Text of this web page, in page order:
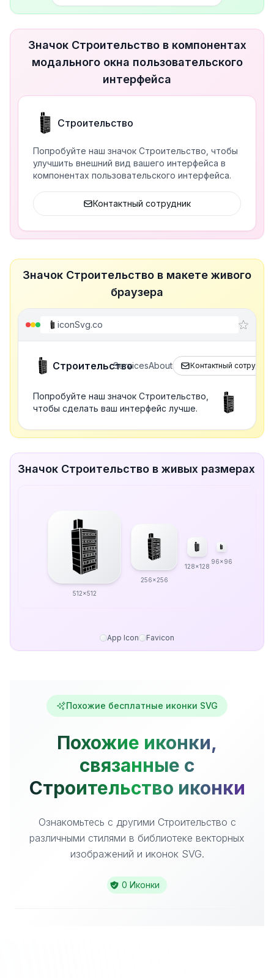
Значок Строительство в компонентах
модального окна пользовательского
интерфейса
Строительство
Попробуйте наш значок Строительство, чтобы
улучшить внешний вид вашего интерфейса в
компонентах пользовательского интерфейса.
Контактный сотрудник
Значок Строительство в макете живого
браузера
iconSvg.co
Строительство
ServicesAbout Контактный сотрудник
Попробуйте наш значок Строительство,
чтобы сделать ваш интерфейс лучше.
Значок Строительство в живых размерах
512x512
256x256
128x128
96x96
App Icon Favicon
Похожие бесплатные иконки SVG
Похожие иконки,
связанные с
Строительство иконки
Ознакомьтесь с другими Строительство с
различными стилями в библиотеке векторных
изображений и иконок SVG.
0 Иконки